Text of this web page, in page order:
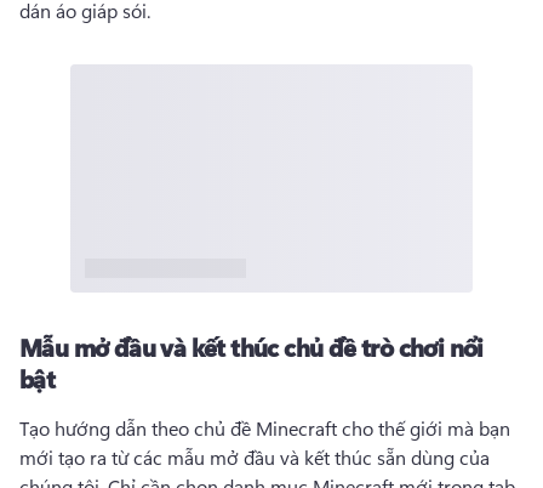
dán áo giáp sói.
Mẫu mở đầu và kết thúc chủ đề trò chơi nổi
bật
Tạo hướng dẫn theo chủ đề Minecraft cho thế giới mà bạn
mới tạo ra từ các mẫu mở đầu và kết thúc sẵn dùng của